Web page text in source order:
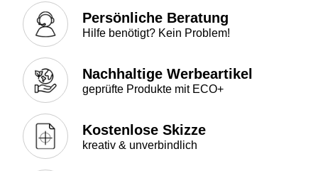
Persönliche Beratung
Hilfe benötigt? Kein Problem!
Nachhaltige Werbeartikel
geprüfte Produkte mit ECO+
Kostenlose Skizze
kreativ & unverbindlich